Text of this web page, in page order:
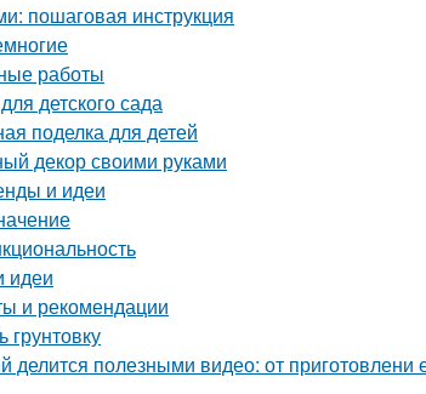
пошаговая инструкция
работы
детского сада
поделка для детей
декор своими руками
и идеи
идеи
и рекомендации
делится полезными видео: от